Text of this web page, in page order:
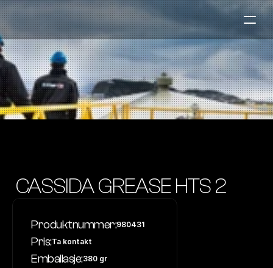
Marine
Auto & Industri
Bensinstasjoner
Våre Produkter
Om Selskapet
Kontakt oss
CASSIDA GREASE HTS 2
Produktnummer:980431
Pris:Ta kontakt
Emballasje:380 gr